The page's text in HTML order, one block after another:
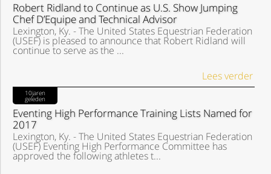
Robert Ridland to Continue as U.S. Show Jumping
Chef D’Equipe and Technical Advisor
Lexington, Ky. - The United States Equestrian Federation
(USEF) is pleased to announce that Robert Ridland will
continue to serve as the ...
Lees verder
10jaren
geleden
Eventing High Performance Training Lists Named for
2017
Lexington, Ky. - The United States Equestrian Federation
(USEF) Eventing High Performance Committee has
approved the following athletes t...